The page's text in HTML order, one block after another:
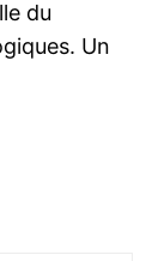
du
Un